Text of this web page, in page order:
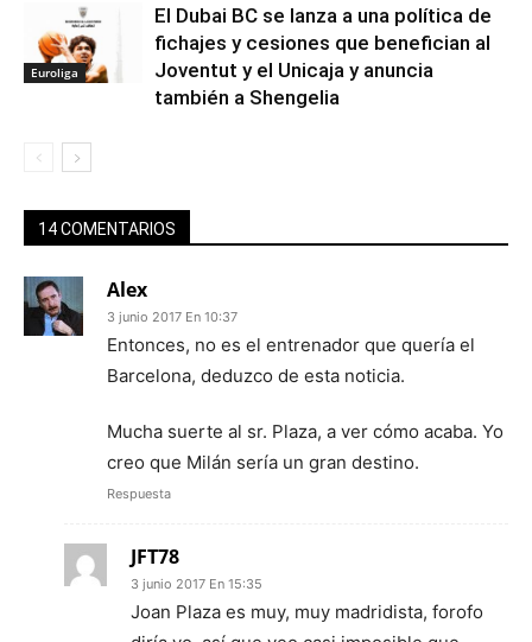
Euroliga
El Dubai BC se lanza a una política de
fichajes y cesiones que benefician al
Joventut y el Unicaja y anuncia
también a Shengelia
14 COMENTARIOS
Alex
3 junio 2017 En 10:37
Entonces, no es el entrenador que quería el
Barcelona, deduzco de esta noticia.
Mucha suerte al sr. Plaza, a ver cómo acaba. Yo
creo que Milán sería un gran destino.
Respuesta
JFT78
3 junio 2017 En 15:35
Joan Plaza es muy, muy madridista, forofo